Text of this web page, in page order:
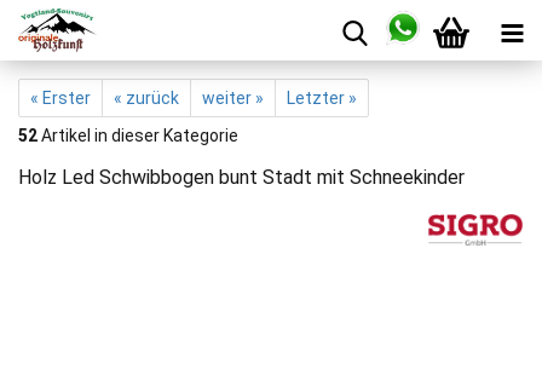
« Erster « zurück weiter »
Letzter »
52Artikel in dieser Kategorie
Holz Led Schwibbogen bunt Stadt mit Schneekinder